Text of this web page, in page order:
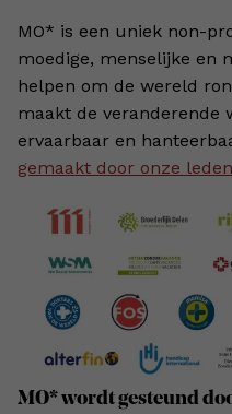
MO* is een uniek non-
moedige, menselijke en
helpen om de wereld
maakt de veranderende
ervaarbaar en
gemaakt door onze leden
MO* wordt gesteund